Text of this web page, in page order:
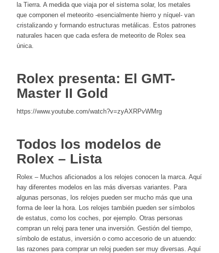
la Tierra. A medida que viaja por el sistema solar, los metales
que componen el meteorito -esencialmente hierro y níquel- van
cristalizando y formando estructuras metálicas. Estos patrones
naturales hacen que cada esfera de meteorito de Rolex sea
única.
Rolex presenta: El GMT-
Master II Gold
https://www.youtube.com/watch?v=zyAXRPvWMrg
Todos los modelos de
Rolex – Lista
Rolex – Muchos aficionados a los relojes conocen la marca. Aquí
hay diferentes modelos en las más diversas variantes. Para
algunas personas, los relojes pueden ser mucho más que una
forma de leer la hora. Los relojes también pueden ser símbolos
de estatus, como los coches, por ejemplo. Otras personas
compran un reloj para tener una inversión. Gestión del tiempo,
símbolo de estatus, inversión o como accesorio de un atuendo:
las razones para comprar un reloj pueden ser muy diversas. Aquí